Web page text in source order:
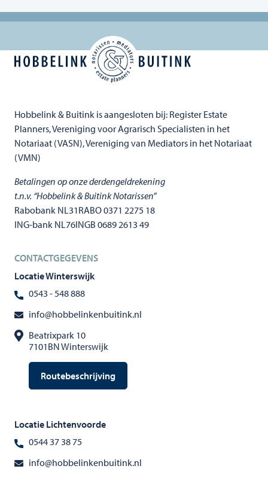
Hobbelink & Buitink is aangesloten bij: Register Estate
Planners, Vereniging voor Agrarisch Specialisten in het
Notariaat (VASN), Vereniging van Mediators in het Notariaat
(VMN)
Betalingen op onze derdengeldrekening
t.n.v. “Hobbelink & Buitink Notarissen”
Rabobank NL31RABO 0371 2275 18
ING-bank NL76INGB 0689 2613 49
CONTACTGEGEVENS
Locatie Winterswijk
0543 - 548 888
info@hobbelinkenbuitink.nl
Beatrixpark 10
7101BN Winterswijk
Routebeschrijving
Locatie Lichtenvoorde
0544 37 38 75
info@hobbelinkenbuitink.nl